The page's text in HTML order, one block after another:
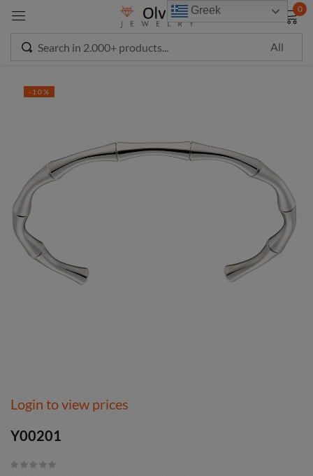
0
-10%
Login to view prices
Y00201
Greek
Sign in
Remember me Lost password?
modal-check